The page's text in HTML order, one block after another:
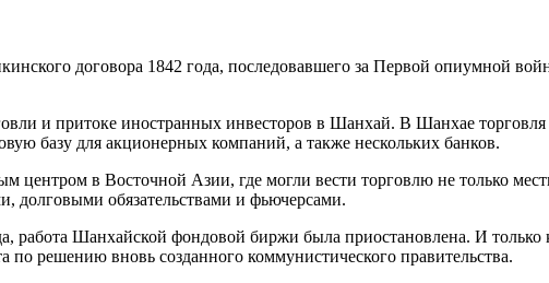
договора 1842 года, последовавшего за Первой опиумной
и притоке иностранных инвесторов в Шанхай. В Шанхае
базу для акционерных компаний, а также нескольких банков.
в Восточной Азии, где могли вести торговлю не только
долговыми обязательствами и фьючерсами.
работа Шанхайской фондовой биржи была приостановлена. И
по решению вновь созданного коммунистического правительства.